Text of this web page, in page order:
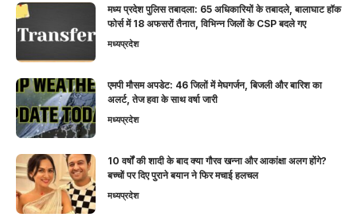
मध्य प्रदेश पुलिस तबादला: 65 अधिकारियों के तबादले, बालाघाट हॉक
फोर्स में 18 अफसरों तैनात, विभिन्न जिलों के CSP बदले गए
मध्यप्रदेश
एमपी मौसम अपडेट: 46 जिलों में मेघगर्जन, बिजली और बारिश का
अलर्ट, तेज हवा के साथ वर्षा जारी
मध्यप्रदेश
10 वर्षों की शादी के बाद क्या गौरव खन्ना और आकांक्षा अलग होंगे?
बच्चों पर दिए पुराने बयान ने फिर मचाई हलचल
मध्यप्रदेश